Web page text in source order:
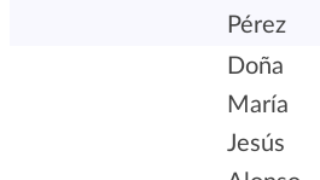
Pérez
Doña
María
Jesús